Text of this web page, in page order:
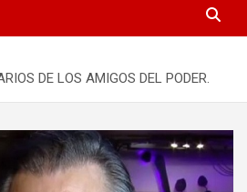
DE LOS AMIGOS DEL PODER.